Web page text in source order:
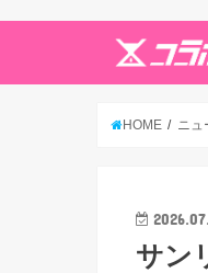
HOME ニュ
サン